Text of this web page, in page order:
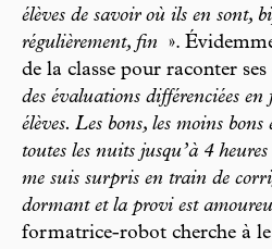
élèves de savoir où ils en sont,
régulièrement, fin
».
de la classe pour raconter
des évaluations différenciées
élèves. Les bons, les moins bons
toutes les nuits jusqu’à 4
me suis surpris en train de
dormant et la provi est
formatrice-robot cherche à le